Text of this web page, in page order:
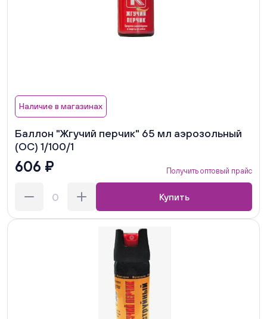
Наличие в магазинах
Баллон "Жгучий перчик" 65 мл аэрозольный
(ОС) 1/100/1
606 ₽ Получить оптовый прайс
Купить